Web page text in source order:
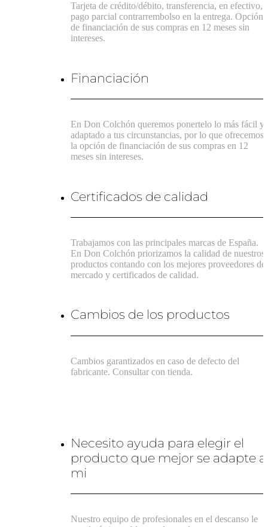
Tarjeta de crédito/débito, transferencia, en efectivo,
pago parcial contrarrembolso en la entrega. Opción
de financiación de sus compras en 12 meses sin
intereses.
Financiación
En Don Colchón queremos ponertelo lo más fácil y
adaptado a tus circunstancias, por lo que ofrecemos
la opción de financiación de sus compras en 12
meses sin intereses.
Certificados de calidad
Trabajamos con las principales marcas de España.
En Don Colchón priorizamos la calidad de nuestros
productos contando con los mejores proveedores del
mercado y certificados de calidad.
Cambios de los productos
Cambios garantizados en caso de defecto del
fabricante. Consultar con tienda.
Necesito ayuda para elegir el
producto que mejor se adapte a
mi
Nuestro equipo de profesionales en el descanso le